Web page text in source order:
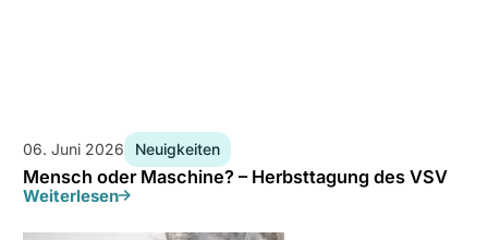
06. Juni 2026 Neuigkeiten
Mensch oder Maschine? – Herbsttagung des VSV
Weiterlesen